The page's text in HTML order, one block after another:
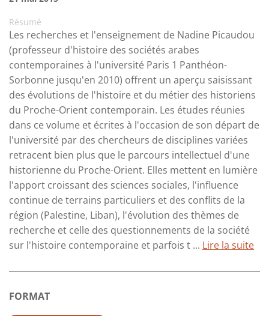
Résumé
Les recherches et l'enseignement de Nadine Picaudou
(professeur d'histoire des sociétés arabes
contemporaines à l'université Paris 1 Panthéon-
Sorbonne jusqu'en 2010) offrent un aperçu saisissant
des évolutions de l'histoire et du métier des historiens
du Proche-Orient contemporain. Les études réunies
dans ce volume et écrites à l'occasion de son départ de
l'université par des chercheurs de disciplines variées
retracent bien plus que le parcours intellectuel d'une
historienne du Proche-Orient. Elles mettent en lumière
l'apport croissant des sciences sociales, l'influence
continue de terrains particuliers et des conflits de la
région (Palestine, Liban), l'évolution des thèmes de
recherche et celle des questionnements de la société
sur l'histoire contemporaine et parfois t ... Lire la suite
FORMAT